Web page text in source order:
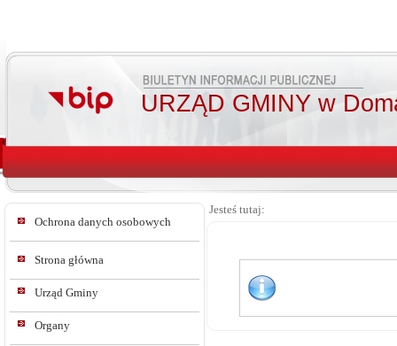
URZĄD GMINY w
Ochrona danych osobowych
Strona główna
Urząd Gminy
Organy
Jesteś tutaj: